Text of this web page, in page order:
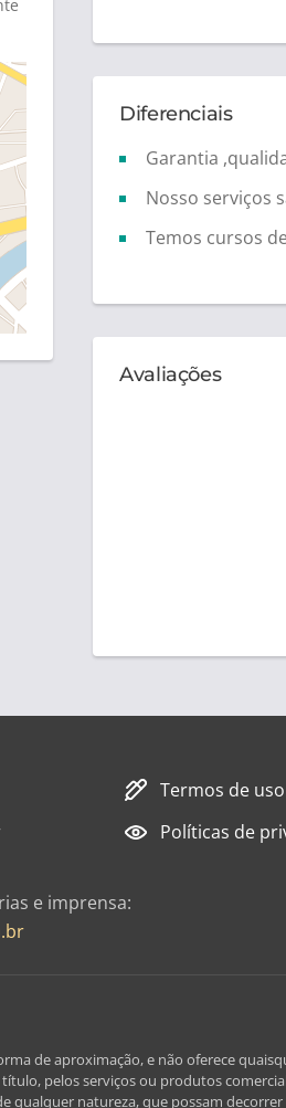
Diferenciais
Garantia
Nosso serviços
Temos cursos
Avaliações
Termos de uso
Políticas de
e imprensa:
de aproximação, e não oferece
pelos serviços ou produtos
qualquer natureza, que possam